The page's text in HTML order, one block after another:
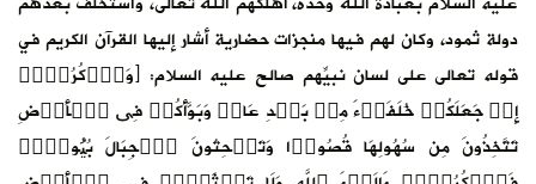
الكريم في
﴿وَٱذۡكُرُوۤا۟
ٱلۡأَرۡضِ
بُیُوتࣰاۖ